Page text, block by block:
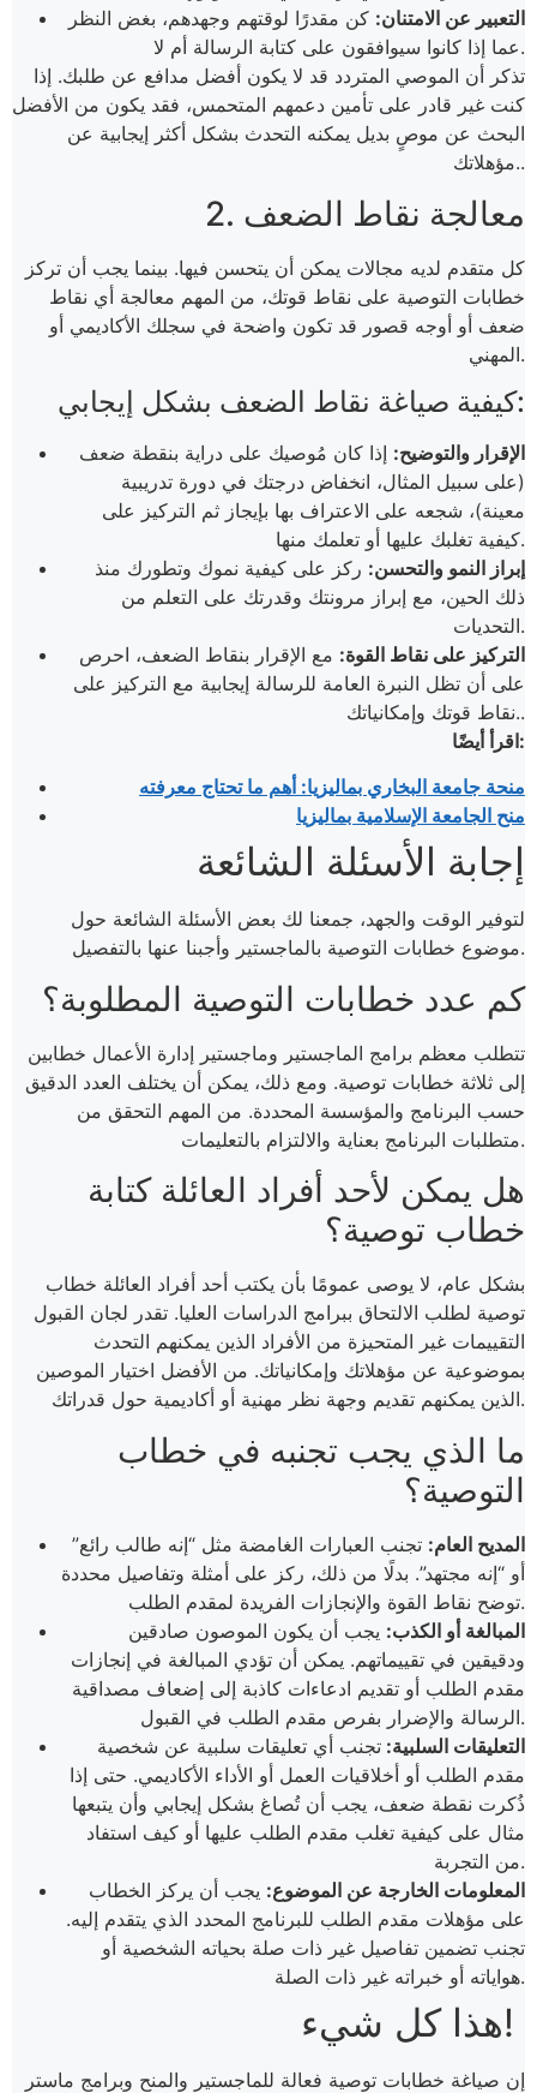
التعبير عن الامتنان: كن مقدرًا لوقتهم وجهدهم، بغض النظر
عما إذا كانوا سيوافقون على كتابة الرسالة أم لا.
تذكر أن الموصي المتردد قد لا يكون أفضل مدافع عن طلبك. إذا
كنت غير قادر على تأمين دعمهم المتحمس، فقد يكون من الأفضل
البحث عن موصٍ بديل يمكنه التحدث بشكل أكثر إيجابية عن
مؤهلاتك..
2. معالجة نقاط الضعف
كل متقدم لديه مجالات يمكن أن يتحسن فيها. بينما يجب أن تركز
خطابات التوصية على نقاط قوتك، من المهم معالجة أي نقاط
ضعف أو أوجه قصور قد تكون واضحة في سجلك الأكاديمي أو
المهني.
كيفية صياغة نقاط الضعف بشكل إيجابي:
الإقرار والتوضيح: إذا كان مُوصيك على دراية بنقطة ضعف
(على سبيل المثال، انخفاض درجتك في دورة تدريبية
معينة)، شجعه على الاعتراف بها بإيجاز ثم التركيز على
كيفية تغلبك عليها أو تعلمك منها.
إبراز النمو والتحسن: ركز على كيفية نموك وتطورك منذ
ذلك الحين، مع إبراز مرونتك وقدرتك على التعلم من
التحديات.
التركيز على نقاط القوة: مع الإقرار بنقاط الضعف، احرص
على أن تظل النبرة العامة للرسالة إيجابية مع التركيز على
نقاط قوتك وإمكانياتك..
اقرأ أيضًا:
منحة جامعة البخاري بماليزيا: أهم ما تحتاج معرفته
منح الجامعة الإسلامية بماليزيا
إجابة الأسئلة الشائعة
لتوفير الوقت والجهد، جمعنا لك بعض الأسئلة الشائعة حول
موضوع خطابات التوصية بالماجستير وأجبنا عنها بالتفصيل.
كم عدد خطابات التوصية المطلوبة؟
تتطلب معظم برامج الماجستير وماجستير إدارة الأعمال خطابين
إلى ثلاثة خطابات توصية. ومع ذلك، يمكن أن يختلف العدد الدقيق
حسب البرنامج والمؤسسة المحددة. من المهم التحقق من
متطلبات البرنامج بعناية والالتزام بالتعليمات.
هل يمكن لأحد أفراد العائلة كتابة
خطاب توصية؟
بشكل عام، لا يوصى عمومًا بأن يكتب أحد أفراد العائلة خطاب
توصية لطلب الالتحاق ببرامج الدراسات العليا. تقدر لجان القبول
التقييمات غير المتحيزة من الأفراد الذين يمكنهم التحدث
بموضوعية عن مؤهلاتك وإمكانياتك. من الأفضل اختيار الموصين
الذين يمكنهم تقديم وجهة نظر مهنية أو أكاديمية حول قدراتك.
ما الذي يجب تجنبه في خطاب
التوصية؟
المديح العام: تجنب العبارات الغامضة مثل “إنه طالب رائع”
أو “إنه مجتهد”. بدلًا من ذلك، ركز على أمثلة وتفاصيل محددة
توضح نقاط القوة والإنجازات الفريدة لمقدم الطلب.
المبالغة أو الكذب: يجب أن يكون الموصون صادقين
ودقيقين في تقييماتهم. يمكن أن تؤدي المبالغة في إنجازات
مقدم الطلب أو تقديم ادعاءات كاذبة إلى إضعاف مصداقية
الرسالة والإضرار بفرص مقدم الطلب في القبول.
التعليقات السلبية: تجنب أي تعليقات سلبية عن شخصية
مقدم الطلب أو أخلاقيات العمل أو الأداء الأكاديمي. حتى إذا
ذُكرت نقطة ضعف، يجب أن تُصاغ بشكل إيجابي وأن يتبعها
مثال على كيفية تغلب مقدم الطلب عليها أو كيف استفاد
من التجربة.
المعلومات الخارجة عن الموضوع: يجب أن يركز الخطاب
على مؤهلات مقدم الطلب للبرنامج المحدد الذي يتقدم إليه.
تجنب تضمين تفاصيل غير ذات صلة بحياته الشخصية أو
هواياته أو خبراته غير ذات الصلة.
هذا كل شيء!
إن صياغة خطابات توصية فعالة للماجستير والمنح وبرامج ماستر